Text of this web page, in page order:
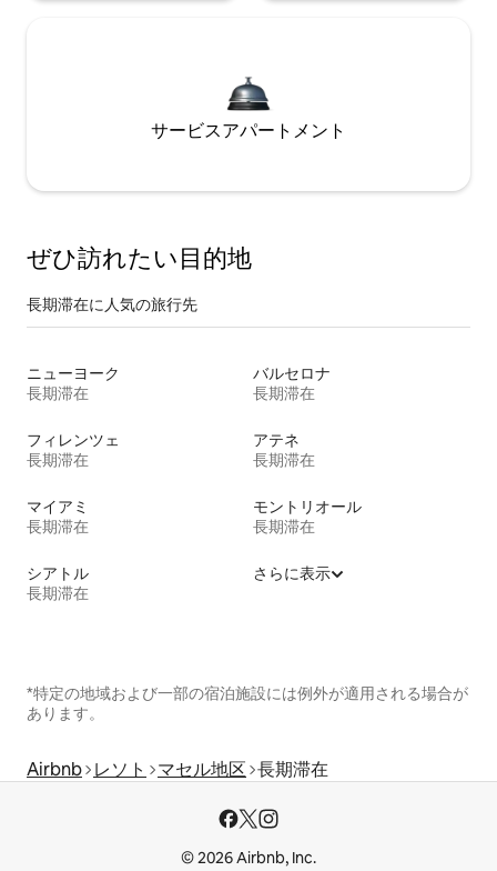
サービスアパートメント
ぜひ訪⁠れ⁠た⁠い目⁠的⁠地
長期滞在に人気の旅行先
ニューヨーク
長期滞在
バルセロナ
長期滞在
フィレンツェ
長期滞在
アテネ
長期滞在
マイアミ
長期滞在
モントリオール
長期滞在
シアトル
長期滞在
さらに表示
*特定の地域および一部の宿泊施設には例外が適用される場合が
あります。
Airbnb レソト マセル地区 長期滞在
© 2026 Airbnb, Inc.